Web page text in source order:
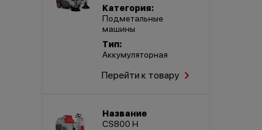
Категория:
Подметальные
машины
Тип:
Аккумуляторная
Перейти к товару
Название
CS800 H